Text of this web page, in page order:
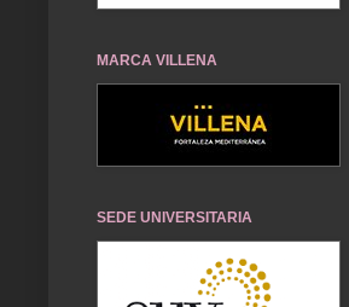
MARCA VILLENA
SEDE UNIVERSITARIA